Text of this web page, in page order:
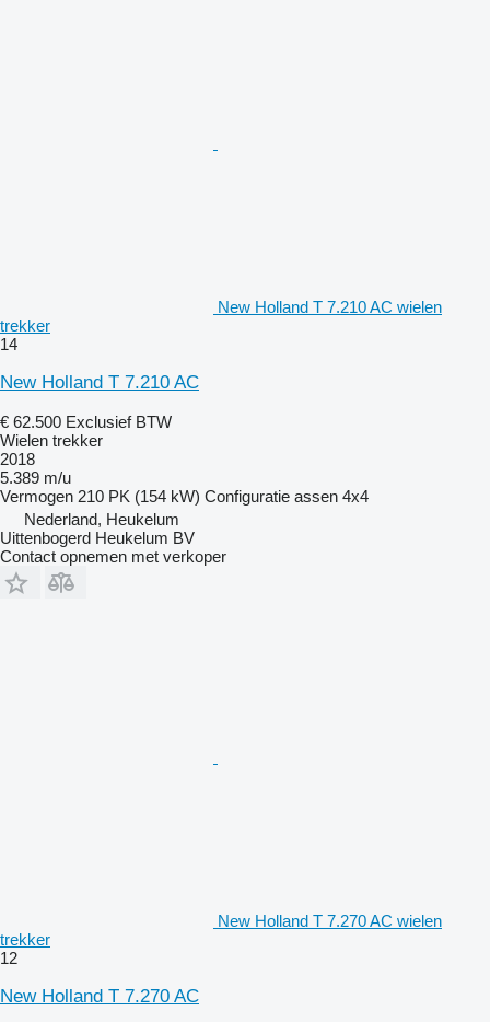
New Holland T 7.210 AC wielen
trekker
14
New Holland T 7.210 AC
€ 62.500 Exclusief BTW
Wielen trekker
2018
5.389 m/u
Vermogen 210 PK (154 kW) Configuratie assen 4x4
Nederland, Heukelum
Uittenbogerd Heukelum BV
Contact opnemen met verkoper
New Holland T 7.270 AC wielen
trekker
12
New Holland T 7.270 AC